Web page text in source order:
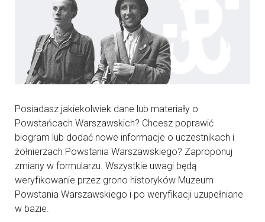
Posiadasz jakiekolwiek dane lub materiały o
Powstańcach Warszawskich? Chcesz poprawić
biogram lub dodać nowe informacje o uczestnikach i
żołnierzach Powstania Warszawskiego? Zaproponuj
zmiany w formularzu. Wszystkie uwagi będą
weryfikowanie przez grono historyków Muzeum
Powstania Warszawskiego i po weryfikacji uzupełniane
w bazie.